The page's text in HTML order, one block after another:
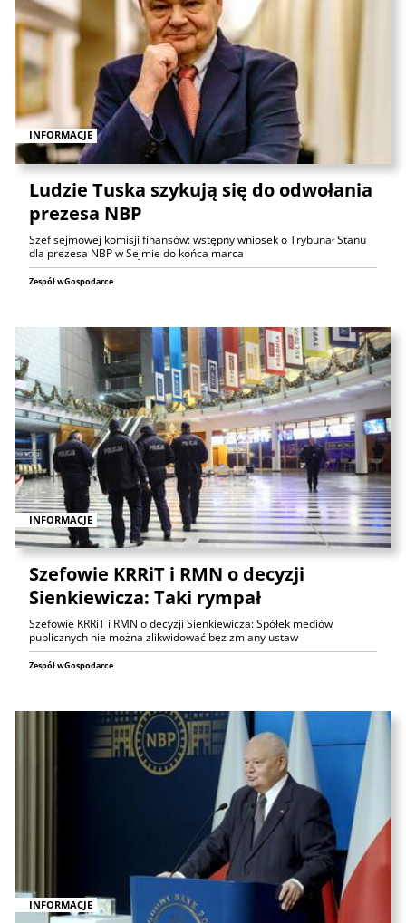
INFORMACJE
Ludzie Tuska szykują się do odwołania
prezesa NBP
Szef sejmowej komisji finansów: wstępny wniosek o Trybunał Stanu
dla prezesa NBP w Sejmie do końca marca
Zespół wGospodarce
INFORMACJE
Szefowie KRRiT i RMN o decyzji
Sienkiewicza: Taki rympał
Szefowie KRRiT i RMN o decyzji Sienkiewicza: Spółek mediów
publicznych nie można zlikwidować bez zmiany ustaw
Zespół wGospodarce
INFORMACJE